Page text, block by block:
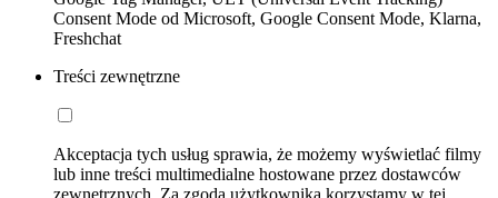
Consent Mode od Microsoft, Google Consent Mode, Klarna,
Freshchat
Treści zewnętrzne
Akceptacja tych usług sprawia, że możemy wyświetlać filmy
lub inne treści multimedialne hostowane przez dostawców